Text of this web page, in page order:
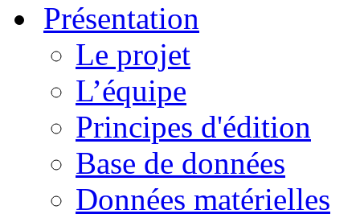
Présentation
Le projet
L’équipe
Principes d'édition
Base de données
Données matérielles